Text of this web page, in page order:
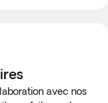
avec nos